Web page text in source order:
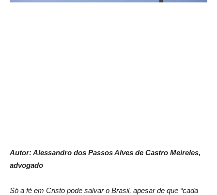
Autor: Alessandro dos Passos Alves de Castro Meireles,
advogado
Só a fé em Cristo pode salvar o Brasil, apesar de que “cada